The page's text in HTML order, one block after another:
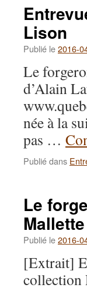
Lison
Publié le2016-
Le
d’Alain
née à la
pas …
Publié dans
Le
Mallette
Publié le2016-
[Extrait]
collection